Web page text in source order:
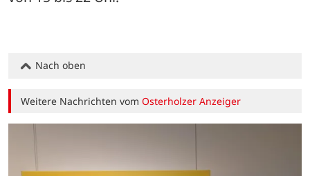
Nach oben
Weitere Nachrichten vomOsterholzer Anzeiger